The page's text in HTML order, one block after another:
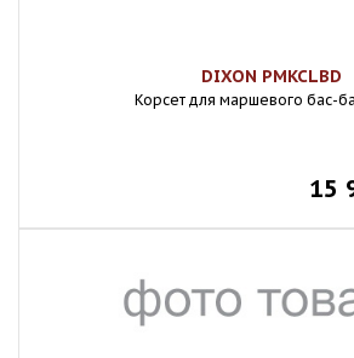
DIXON PMKCLBD
Корсет для маршевого бас-
15